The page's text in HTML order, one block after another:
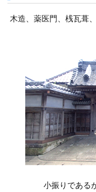
木造、薬医門、桟瓦葺
小振りである